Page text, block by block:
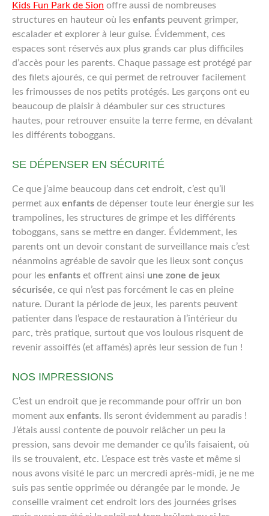
Kids Fun Park de Sion offre aussi de nombreuses
structures en hauteur où les enfants peuvent grimper,
escalader et explorer à leur guise. Évidemment, ces
espaces sont réservés aux plus grands car plus difficiles
d’accès pour les parents. Chaque passage est protégé par
des filets ajourés, ce qui permet de retrouver facilement
les frimousses de nos petits protégés. Les garçons ont eu
beaucoup de plaisir à déambuler sur ces structures
hautes, pour retrouver ensuite la terre ferme, en dévalant
les différents toboggans.
SE DÉPENSER EN SÉCURITÉ
Ce que j’aime beaucoup dans cet endroit, c’est qu’il
permet aux enfants de dépenser toute leur énergie sur les
trampolines, les structures de grimpe et les différents
toboggans, sans se mettre en danger. Évidemment, les
parents ont un devoir constant de surveillance mais c’est
néanmoins agréable de savoir que les lieux sont conçus
pour les enfants et offrent ainsi une zone de jeux
sécurisée, ce qui n’est pas forcément le cas en pleine
nature. Durant la période de jeux, les parents peuvent
patienter dans l’espace de restauration à l’intérieur du
parc, très pratique, surtout que vos loulous risquent de
revenir assoiffés (et affamés) après leur session de fun !
NOS IMPRESSIONS
C’est un endroit que je recommande pour offrir un bon
moment aux enfants. Ils seront évidemment au paradis !
J’étais aussi contente de pouvoir relâcher un peu la
pression, sans devoir me demander ce qu’ils faisaient, où
ils se trouvaient, etc. L’espace est très vaste et même si
nous avons visité le parc un mercredi après-midi, je ne me
suis pas sentie opprimée ou dérangée par le monde. Je
conseille vraiment cet endroit lors des journées grises